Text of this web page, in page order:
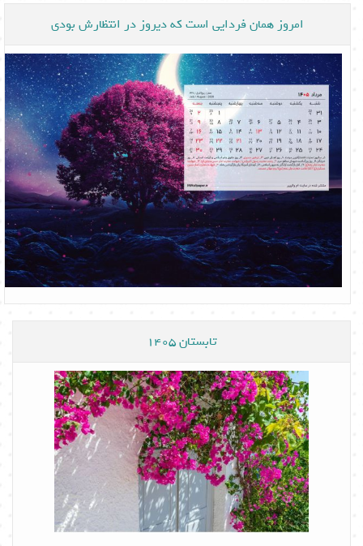
امروز همان فردایی است که دیروز در انتظارش بودی
تابستان 1405